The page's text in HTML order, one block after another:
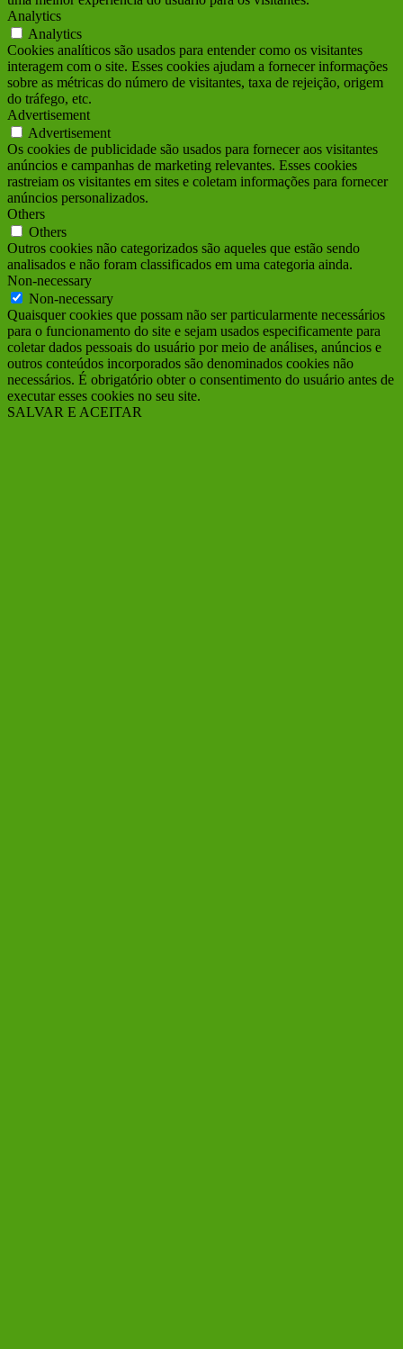
Analytics
Analytics
Cookies analíticos são usados para entender como os visitantes
interagem com o site. Esses cookies ajudam a fornecer informações
sobre as métricas do número de visitantes, taxa de rejeição, origem
do tráfego, etc.
Advertisement
Advertisement
Os cookies de publicidade são usados para fornecer aos visitantes
anúncios e campanhas de marketing relevantes. Esses cookies
rastreiam os visitantes em sites e coletam informações para fornecer
anúncios personalizados.
Others
Others
Outros cookies não categorizados são aqueles que estão sendo
analisados e não foram classificados em uma categoria ainda.
Non-necessary
Non-necessary
Quaisquer cookies que possam não ser particularmente necessários
para o funcionamento do site e sejam usados ​​especificamente para
coletar dados pessoais do usuário por meio de análises, anúncios e
outros conteúdos incorporados são denominados cookies não
necessários. É obrigatório obter o consentimento do usuário antes de
executar esses cookies no seu site.
SALVAR E ACEITAR